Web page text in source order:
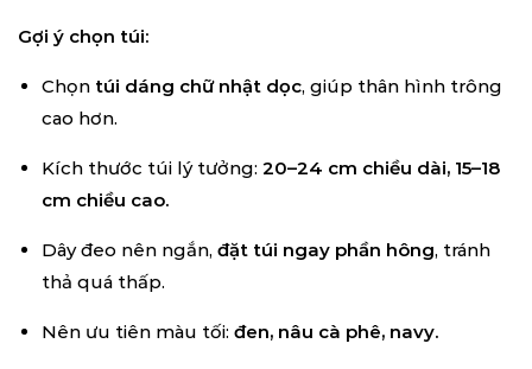
Gợi ý chọn túi:
Chọn túi dáng chữ nhật dọc, giúp thân hình trông
cao hơn.
Kích thước túi lý tưởng: 20–24 cm chiều dài, 15–18
cm chiều cao.
Dây đeo nên ngắn, đặt túi ngay phần hông, tránh
thả quá thấp.
Nên ưu tiên màu tối: đen, nâu cà phê, navy.